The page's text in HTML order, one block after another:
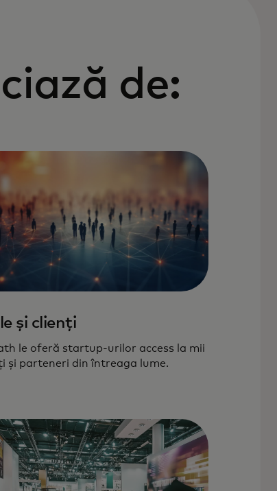
de:
și clienți
le oferă startup-urilor access la mii
și parteneri din întreaga lume.